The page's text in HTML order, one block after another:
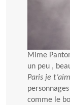
Mime
un peu ,
Paris je
comme le